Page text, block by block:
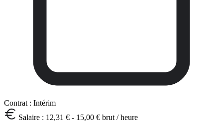
Contrat : Intérim
Salaire : 12,31 € - 15,00 € brut / heure